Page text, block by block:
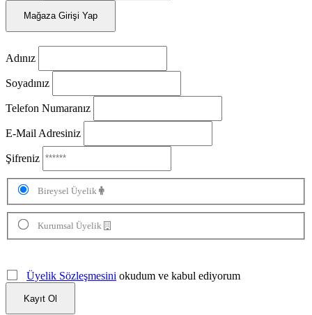
Mağaza Girişi Yap
Adınız
Soyadınız
Telefon Numaranız
E-Mail Adresiniz
Şifreniz
Bireysel Üyelik
Kurumsal Üyelik
Üyelik Sözleşmesini okudum ve kabul ediyorum
Kayıt Ol